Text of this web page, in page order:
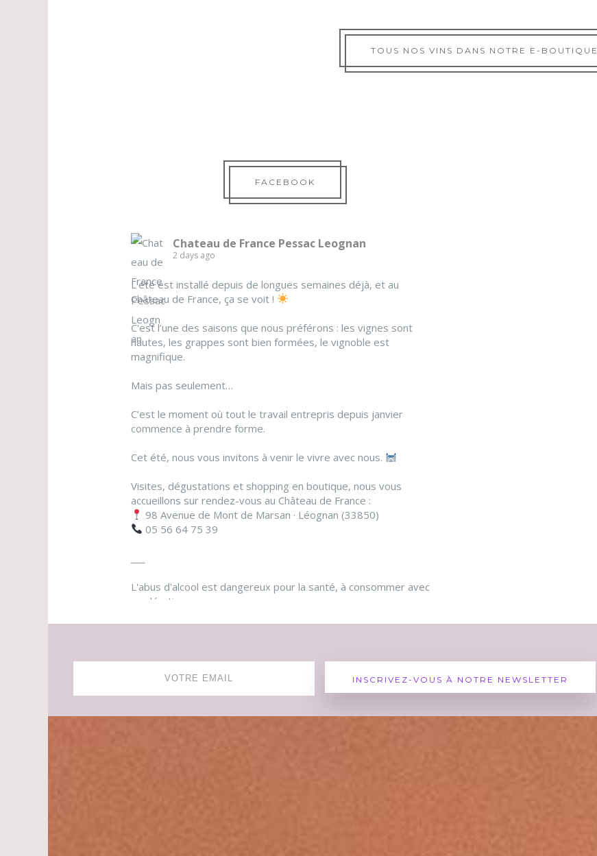
TOUS NOS VINS DANS NOTRE E-BOUTIQUE
FACEBOOK
Chateau de France Pessac Leognan
2 days ago
L'été est installé depuis de longues semaines déjà, et au
Château de France, ça se voit !
C'est l’une des saisons que nous préférons : les vignes sont
hautes, les grappes sont bien formées, le vignoble est
magnifique.
Mais pas seulement…
C’est le moment où tout le travail entrepris depuis janvier
commence à prendre forme.
Cet été, nous vous invitons à venir le vivre avec nous.
Visites, dégustations et shopping en boutique, nous vous
accueillons sur rendez-vous au Château de France :
98 Avenue de Mont de Marsan · Léognan (33850)
05 56 64 75 39
L'abus d'alcool est dangereux pour la santé, à consommer avec
modération.
+1